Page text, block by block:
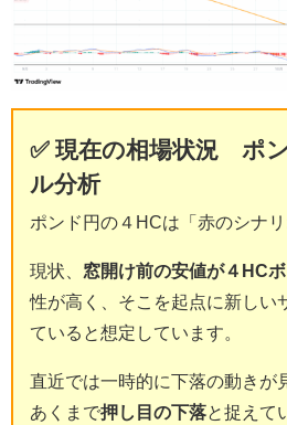
✅ 現在の相場状況 ポ
ル分析
ポンド円の４HCは「赤のシナリ
現状、 窓開け前の安値が４HC
性が高く、そこを起点に新しい
ていると想定しています。
直近では一時的に下落の動きが
あくまで押し目の下落と捉えて